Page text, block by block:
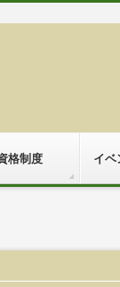
格制度 イベ